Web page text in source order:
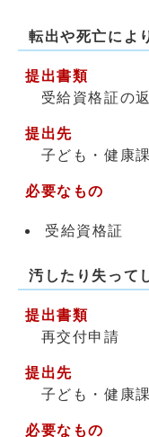
転出や死亡によ
提出書類
受給資格証の
提出先
子ども・健康
必要なもの
受給資格証
汚したり失って
提出書類
再交付申請
提出先
子ども・健康
必要なもの